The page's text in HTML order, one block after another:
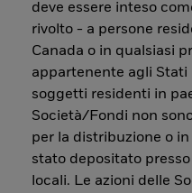
deve essere inteso
rivolto - a persone
Canada o in qualsiasi
appartenente agli Stati
soggetti residenti in
Società/Fondi non
per la distribuzione o
stato depositato
locali. Le azioni delle